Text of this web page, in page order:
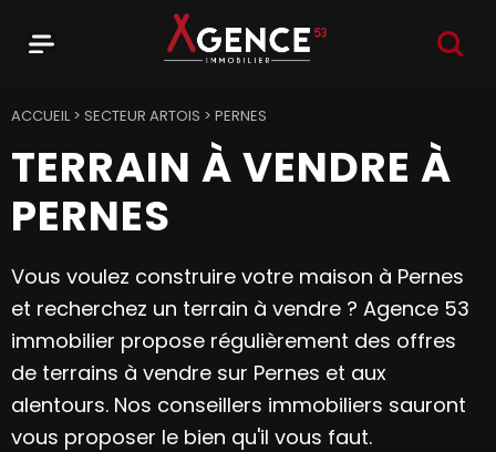
ACCUEIL> SECTEUR ARTOIS > PERNES
TERRAIN À VENDRE À
PERNES
Vous voulez construire votre maison à Pernes
et recherchez un terrain à vendre ? Agence 53
immobilier propose régulièrement des offres
de terrains à vendre sur Pernes et aux
alentours. Nos conseillers immobiliers sauront
vous proposer le bien qu'il vous faut.